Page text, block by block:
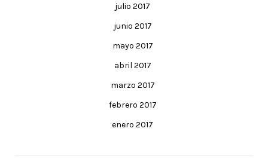
julio 2017
junio 2017
mayo 2017
abril 2017
marzo 2017
febrero 2017
enero 2017